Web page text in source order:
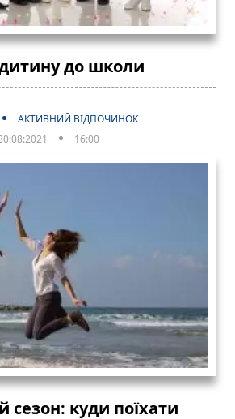
до школи
АКТИВНИЙ ВІДПОЧИНОК
16:00
куди поїхати